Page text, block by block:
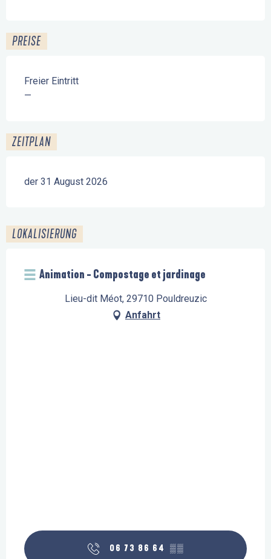
PREISE
Freier Eintritt
—
ZEITPLAN
der 31 August 2026
LOKALISIERUNG
Animation - Compostage et jardinage
Lieu-dit Méot, 29710 Pouldreuzic
Anfahrt
06 73 86 64 ▒▒